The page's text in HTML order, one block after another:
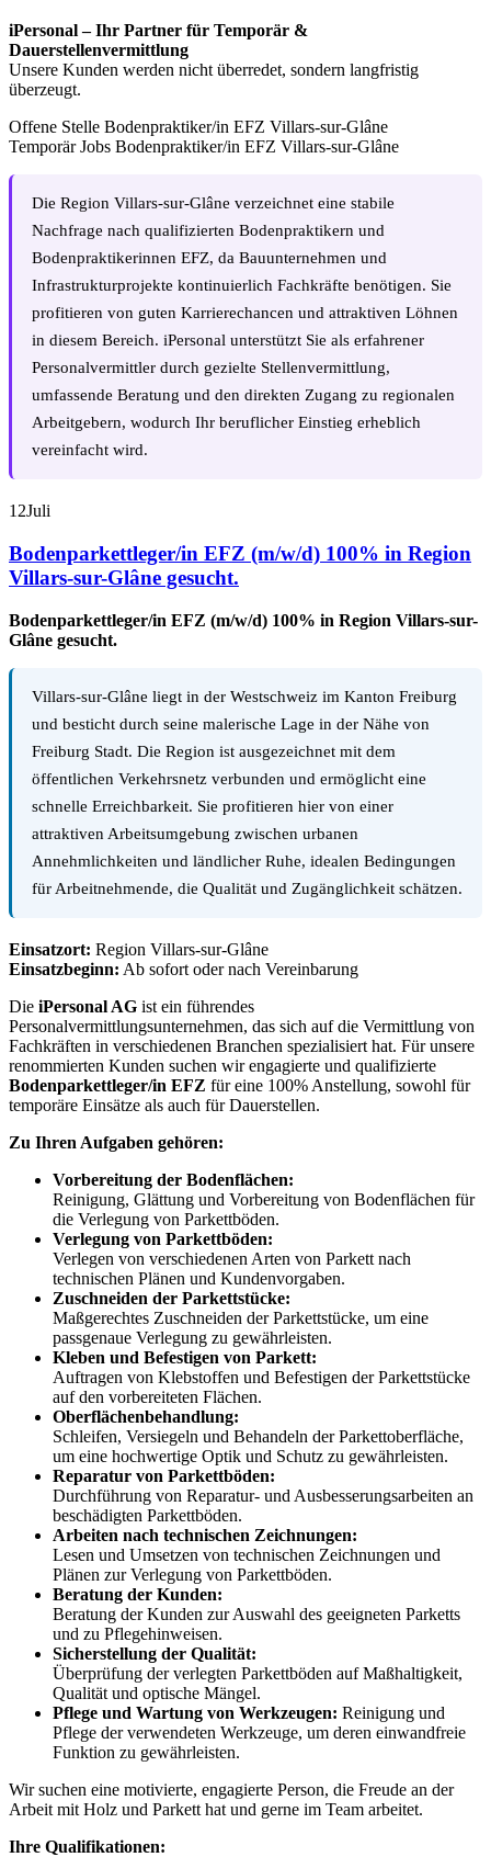
iPersonal – Ihr Partner für Temporär &
Dauerstellenvermittlung
Unsere Kunden werden nicht überredet, sondern langfristig
überzeugt.
Offene Stelle Bodenpraktiker/in EFZ Villars-sur-Glâne
Temporär Jobs Bodenpraktiker/in EFZ Villars-sur-Glâne
Die Region Villars-sur-Glâne verzeichnet eine stabile
Nachfrage nach qualifizierten Bodenpraktikern und
Bodenpraktikerinnen EFZ, da Bauunternehmen und
Infrastrukturprojekte kontinuierlich Fachkräfte benötigen. Sie
profitieren von guten Karrierechancen und attraktiven Löhnen
in diesem Bereich. iPersonal unterstützt Sie als erfahrener
Personalvermittler durch gezielte Stellenvermittlung,
umfassende Beratung und den direkten Zugang zu regionalen
Arbeitgebern, wodurch Ihr beruflicher Einstieg erheblich
vereinfacht wird.
12Juli
Bodenparkettleger/in EFZ (m/w/d) 100% in Region
Villars-sur-Glâne gesucht.
Bodenparkettleger/in EFZ (m/w/d) 100% in Region Villars-sur-
Glâne gesucht.
Villars-sur-Glâne liegt in der Westschweiz im Kanton Freiburg
und besticht durch seine malerische Lage in der Nähe von
Freiburg Stadt. Die Region ist ausgezeichnet mit dem
öffentlichen Verkehrsnetz verbunden und ermöglicht eine
schnelle Erreichbarkeit. Sie profitieren hier von einer
attraktiven Arbeitsumgebung zwischen urbanen
Annehmlichkeiten und ländlicher Ruhe, idealen Bedingungen
für Arbeitnehmende, die Qualität und Zugänglichkeit schätzen.
Einsatzort: Region Villars-sur-Glâne
Einsatzbeginn: Ab sofort oder nach Vereinbarung
Die iPersonal AG ist ein führendes
Personalvermittlungsunternehmen, das sich auf die Vermittlung von
Fachkräften in verschiedenen Branchen spezialisiert hat. Für unsere
renommierten Kunden suchen wir engagierte und qualifizierte
Bodenparkettleger/in EFZ für eine 100% Anstellung, sowohl für
temporäre Einsätze als auch für Dauerstellen.
Zu Ihren Aufgaben gehören:
Vorbereitung der Bodenflächen:
Reinigung, Glättung und Vorbereitung von Bodenflächen für
die Verlegung von Parkettböden.
Verlegung von Parkettböden:
Verlegen von verschiedenen Arten von Parkett nach
technischen Plänen und Kundenvorgaben.
Zuschneiden der Parkettstücke:
Maßgerechtes Zuschneiden der Parkettstücke, um eine
passgenaue Verlegung zu gewährleisten.
Kleben und Befestigen von Parkett:
Auftragen von Klebstoffen und Befestigen der Parkettstücke
auf den vorbereiteten Flächen.
Oberflächenbehandlung:
Schleifen, Versiegeln und Behandeln der Parkettoberfläche,
um eine hochwertige Optik und Schutz zu gewährleisten.
Reparatur von Parkettböden:
Durchführung von Reparatur- und Ausbesserungsarbeiten an
beschädigten Parkettböden.
Arbeiten nach technischen Zeichnungen:
Lesen und Umsetzen von technischen Zeichnungen und
Plänen zur Verlegung von Parkettböden.
Beratung der Kunden:
Beratung der Kunden zur Auswahl des geeigneten Parketts
und zu Pflegehinweisen.
Sicherstellung der Qualität:
Überprüfung der verlegten Parkettböden auf Maßhaltigkeit,
Qualität und optische Mängel.
Pflege und Wartung von Werkzeugen: Reinigung und
Pflege der verwendeten Werkzeuge, um deren einwandfreie
Funktion zu gewährleisten.
Wir suchen eine motivierte, engagierte Person, die Freude an der
Arbeit mit Holz und Parkett hat und gerne im Team arbeitet.
Ihre Qualifikationen: